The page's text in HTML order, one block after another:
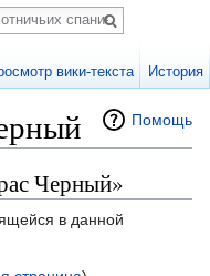
Помощь
Черный»
в данной
вики-текста История